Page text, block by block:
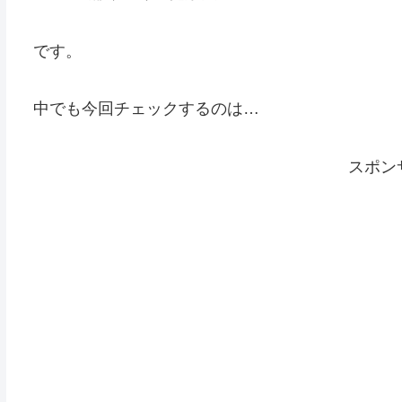
です。
中でも今回チェックするのは…
スポン